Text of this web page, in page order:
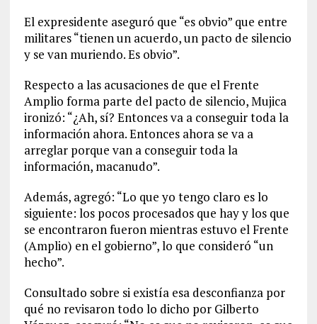
El expresidente aseguró que “es obvio” que entre
militares “tienen un acuerdo, un pacto de silencio
y se van muriendo. Es obvio”.
Respecto a las acusaciones de que el Frente
Amplio forma parte del pacto de silencio, Mujica
ironizó: “¿Ah, sí? Entonces va a conseguir toda la
información ahora. Entonces ahora se va a
arreglar porque van a conseguir toda la
información, macanudo”.
Además, agregó: “Lo que yo tengo claro es lo
siguiente: los pocos procesados que hay y los que
se encontraron fueron mientras estuvo el Frente
(Amplio) en el gobierno”, lo que consideró “un
hecho”.
Consultado sobre si existía esa desconfianza por
qué no revisaron todo lo dicho por Gilberto